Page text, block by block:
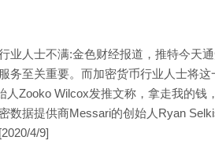
业人士不满:金色财经报道，推特今天
务至关重要。而加密货币行业人士将这
人Zooko Wilcox发推文称，拿走我的钱
数据提供商Messari的创始人Ryan
4/9]